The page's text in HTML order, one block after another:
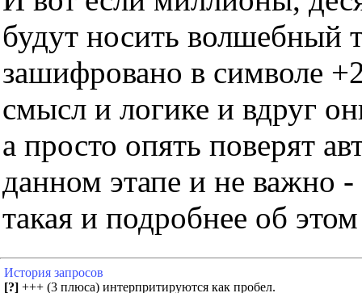
будут носить волшебный
зашифровано в символе
смысл и логике и вдруг
а просто опять поверят
данном этапе и не важно
такая и подробнее об
История запросов
[?] +++ (3 плюса) интерпритируются как пробел.